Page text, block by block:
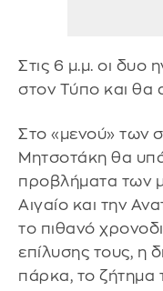
Στις 6 μ.μ. οι δυο
στον Τύπο και θα
Στο «μενού» των
Μητσοτάκη θα
προβλήματα των
Αιγαίο και την
το πιθανό
επίλυσης τους, η
πάρκα, το ζήτημα